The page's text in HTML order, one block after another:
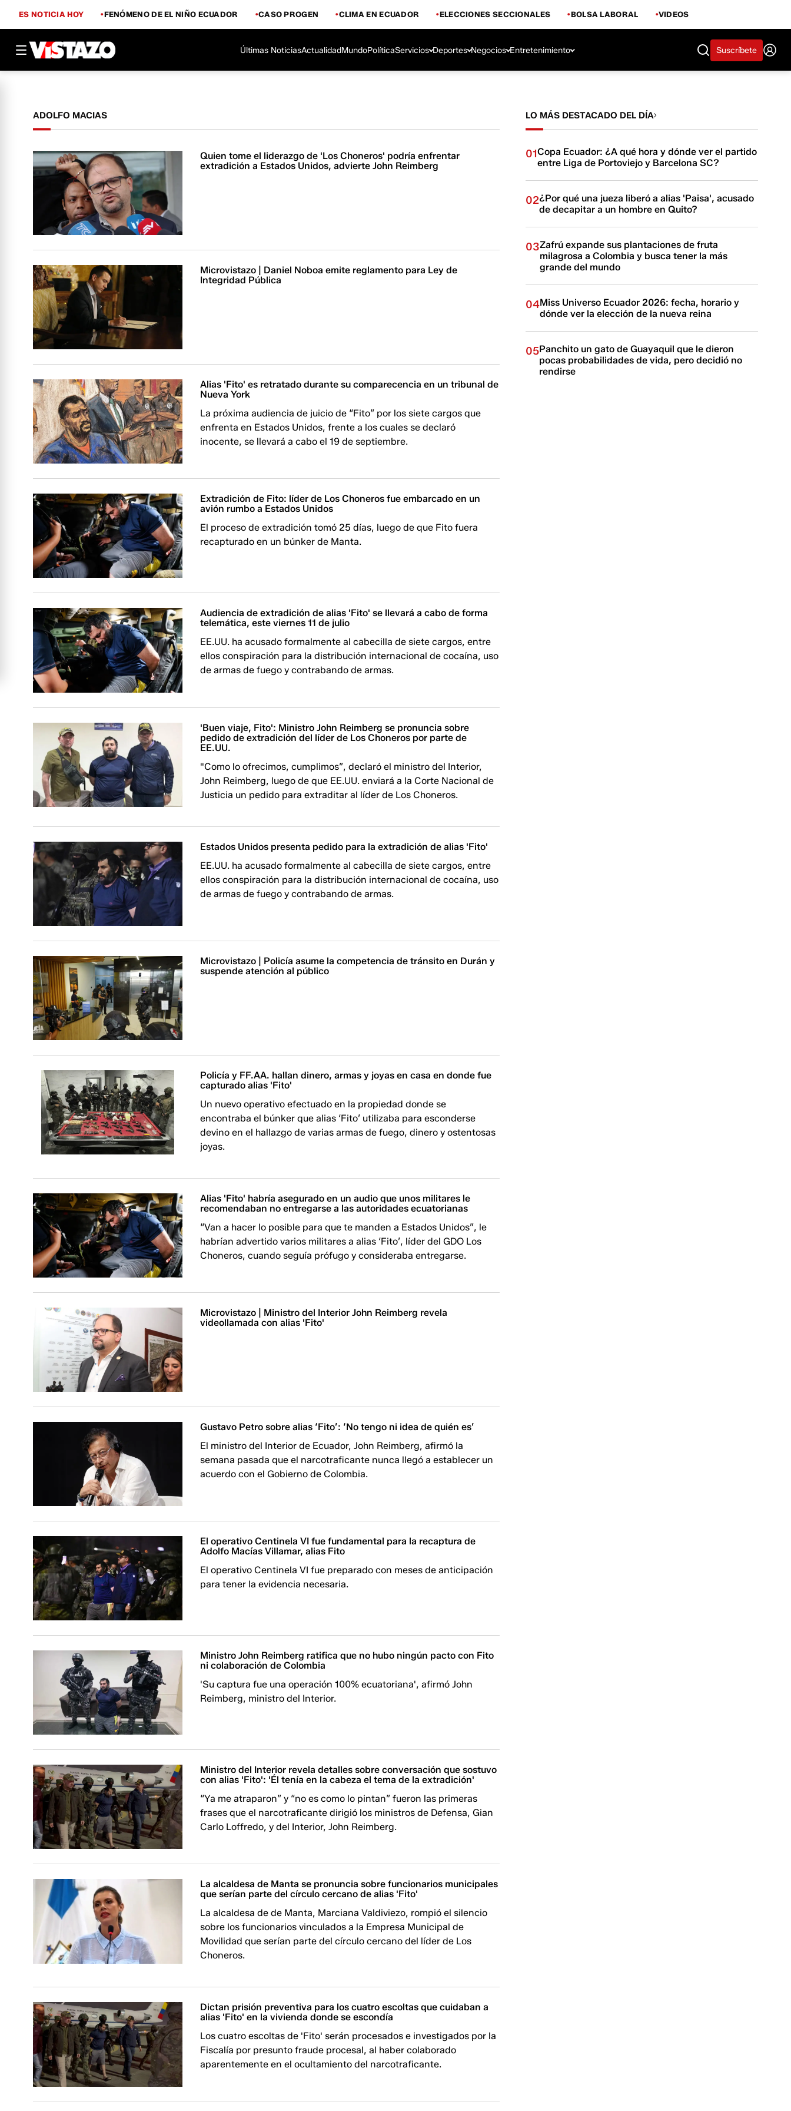
ES NOTICIA HOY FENÓMENO DE EL NIÑO ECUADOR CASO PROGEN CLIMA EN ECUADOR ELECCIONES SECCIONALES BOLSA LABORAL VIDEOS
Últimas NoticiasActualidadMundoPolíticaServicios Deportes Negocios Entretenimiento Suscríbete
ADOLFO MACIAS
Quien tome el liderazgo de 'Los Choneros' podría enfrentar
extradición a Estados Unidos, advierte John Reimberg
Microvistazo | Daniel Noboa emite reglamento para Ley de
Integridad Pública
Alias 'Fito' es retratado durante su comparecencia en un tribunal de
Nueva York
La próxima audiencia de juicio de “Fito” por los siete cargos que
enfrenta en Estados Unidos, frente a los cuales se declaró
inocente, se llevará a cabo el 19 de septiembre.
Extradición de Fito: líder de Los Choneros fue embarcado en un
avión rumbo a Estados Unidos
El proceso de extradición tomó 25 días, luego de que Fito fuera
recapturado en un búnker de Manta.
Audiencia de extradición de alias 'Fito' se llevará a cabo de forma
telemática, este viernes 11 de julio
EE.UU. ha acusado formalmente al cabecilla de siete cargos, entre
ellos conspiración para la distribución internacional de cocaína, uso
de armas de fuego y contrabando de armas.
'Buen viaje, Fito': Ministro John Reimberg se pronuncia sobre
pedido de extradición del líder de Los Choneros por parte de
EE.UU.
"Como lo ofrecimos, cumplimos”, declaró el ministro del Interior,
John Reimberg, luego de que EE.UU. enviará a la Corte Nacional de
Justicia un pedido para extraditar al líder de Los Choneros.
Estados Unidos presenta pedido para la extradición de alias 'Fito'
EE.UU. ha acusado formalmente al cabecilla de siete cargos, entre
ellos conspiración para la distribución internacional de cocaína, uso
de armas de fuego y contrabando de armas.
Microvistazo | Policía asume la competencia de tránsito en Durán y
suspende atención al público
Policía y FF.AA. hallan dinero, armas y joyas en casa en donde fue
capturado alias 'Fito'
Un nuevo operativo efectuado en la propiedad donde se
encontraba el búnker que alias ‘Fito’ utilizaba para esconderse
devino en el hallazgo de varias armas de fuego, dinero y ostentosas
joyas.
Alias 'Fito' habría asegurado en un audio que unos militares le
recomendaban no entregarse a las autoridades ecuatorianas
“Van a hacer lo posible para que te manden a Estados Unidos”, le
habrían advertido varios militares a alias ‘Fito’, líder del GDO Los
Choneros, cuando seguía prófugo y consideraba entregarse.
Microvistazo | Ministro del Interior John Reimberg revela
videollamada con alias 'Fito'
Gustavo Petro sobre alias ‘Fito’: ‘No tengo ni idea de quién es’
El ministro del Interior de Ecuador, John Reimberg, afirmó la
semana pasada que el narcotraficante nunca llegó a establecer un
acuerdo con el Gobierno de Colombia.
El operativo Centinela VI fue fundamental para la recaptura de
Adolfo Macías Villamar, alias Fito
El operativo Centinela VI fue preparado con meses de anticipación
para tener la evidencia necesaria.
Ministro John Reimberg ratifica que no hubo ningún pacto con Fito
ni colaboración de Colombia
'Su captura fue una operación 100% ecuatoriana', afirmó John
Reimberg, ministro del Interior.
Ministro del Interior revela detalles sobre conversación que sostuvo
con alias 'Fito': 'Él tenía en la cabeza el tema de la extradición'
“Ya me atraparon” y “no es como lo pintan” fueron las primeras
frases que el narcotraficante dirigió los ministros de Defensa, Gian
Carlo Loffredo, y del Interior, John Reimberg.
La alcaldesa de Manta se pronuncia sobre funcionarios municipales
que serían parte del círculo cercano de alias 'Fito'
La alcaldesa de de Manta, Marciana Valdiviezo, rompió el silencio
sobre los funcionarios vinculados a la Empresa Municipal de
Movilidad que serían parte del círculo cercano del líder de Los
Choneros.
Dictan prisión preventiva para los cuatro escoltas que cuidaban a
alias 'Fito' en la vivienda donde se escondía
Los cuatro escoltas de 'Fito' serán procesados e investigados por la
Fiscalía por presunto fraude procesal, al haber colaborado
aparentemente en el ocultamiento de​​​​​​l narcotraficante.
LO MÁS DESTACADO DEL DÍA
01Copa Ecuador: ¿A qué hora y dónde ver el partido
entre Liga de Portoviejo y Barcelona SC?
02¿Por qué una jueza liberó a alias 'Paisa', acusado
de decapitar a un hombre en Quito?
03Zafrú expande sus plantaciones de fruta
milagrosa a Colombia y busca tener la más
grande del mundo
04Miss Universo Ecuador 2026: fecha, horario y
dónde ver la elección de la nueva reina
05Panchito un gato de Guayaquil que le dieron
pocas probabilidades de vida, pero decidió no
rendirse